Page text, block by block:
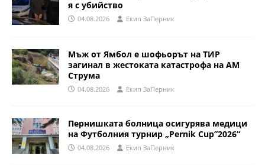
я с убийство
04.08.2026 Eкип ЗаПерник
Мъж от Ямбол е шофьорът на ТИР
загинал в жестоката катастрофа на АМ
Струма
04.08.2026 Eкип ЗаПерник
Пернишката болница осигурява медици
на Футболния турнир „Pernik Cup”2026“
04.08.2026 Eкип ЗаПерник